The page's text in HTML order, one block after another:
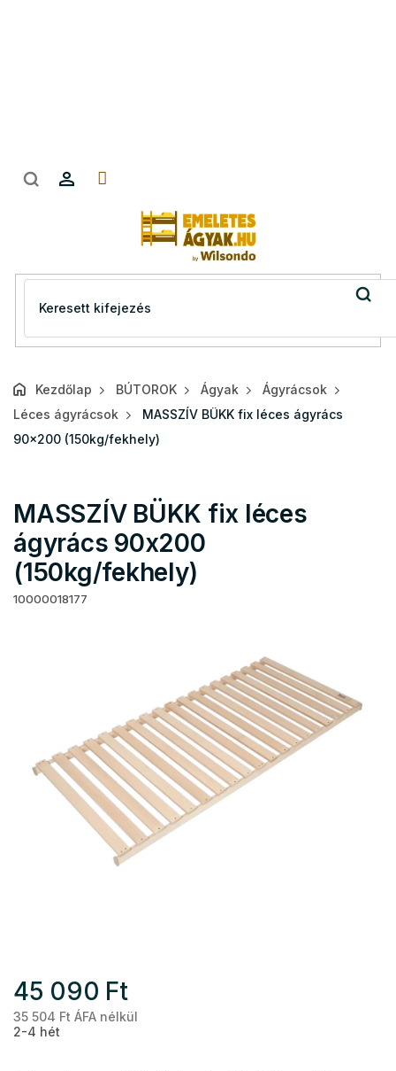
Kezdőlap BÚTOROK Ágyak
Ágyrácsok
Léces ágyrácsok
MASSZÍV BÜKK fix léces ágyrács
90x200 (150kg/fekhely)
MASSZÍV BÜKK fix léces
ágyrács 90x200
(150kg/fekhely)
10000018177
45 090 Ft
35 504 Ft ÁFA nélkül
2-4 hét